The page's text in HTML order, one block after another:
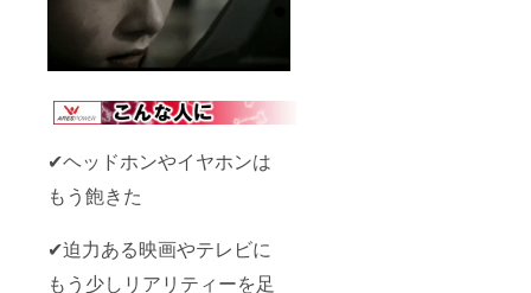
✔ヘッドホンやイヤホンは
もう飽きた
✔迫力ある映画やテレビに
もう少しリアリティーを足